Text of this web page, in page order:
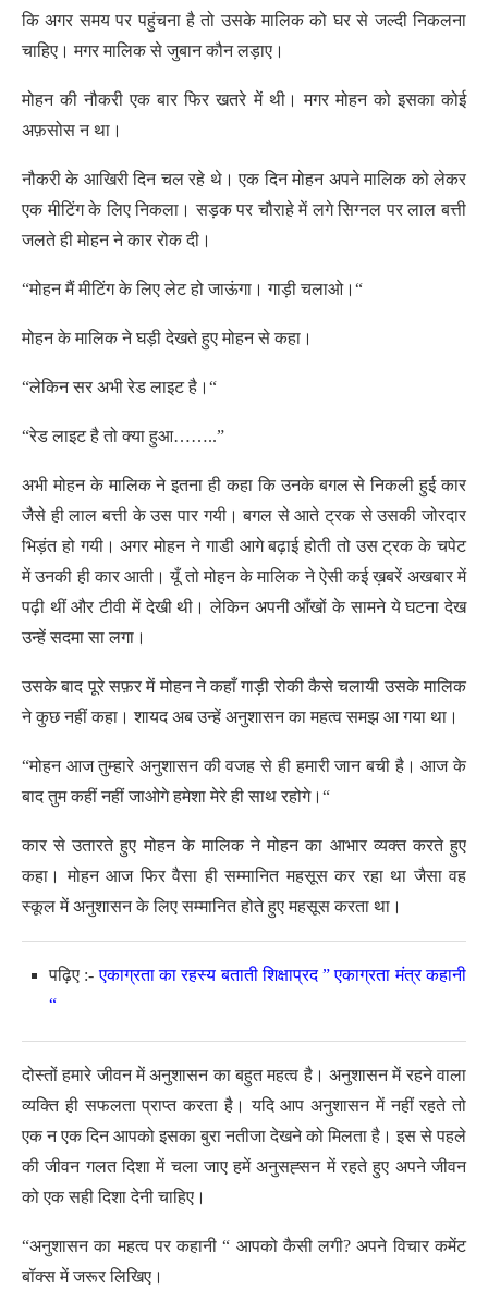
कि अगर समय पर पहुंचना है तो उसके मालिक को घर से जल्दी निकलना
चाहिए। मगर मालिक से जुबान कौन लड़ाए।
मोहन की नौकरी एक बार फिर खतरे में थी। मगर मोहन को इसका कोई
अफ़सोस न था।
नौकरी के आखिरी दिन चल रहे थे। एक दिन मोहन अपने मालिक को लेकर
एक मीटिंग के लिए निकला। सड़क पर चौराहे में लगे सिग्नल पर लाल बत्ती
जलते ही मोहन ने कार रोक दी।
“मोहन मैं मीटिंग के लिए लेट हो जाऊंगा। गाड़ी चलाओ।“
मोहन के मालिक ने घड़ी देखते हुए मोहन से कहा।
“लेकिन सर अभी रेड लाइट है।“
“रेड लाइट है तो क्या हुआ……..”
अभी मोहन के मालिक ने इतना ही कहा कि उनके बगल से निकली हुई कार
जैसे ही लाल बत्ती के उस पार गयी। बगल से आते ट्रक से उसकी जोरदार
भिड़ंत हो गयी। अगर मोहन ने गाडी आगे बढ़ाई होती तो उस ट्रक के चपेट
में उनकी ही कार आती। यूँ तो मोहन के मालिक ने ऐसी कई ख़बरें अखबार में
पढ़ी थीं और टीवी में देखी थी। लेकिन अपनी आँखों के सामने ये घटना देख
उन्हें सदमा सा लगा।
उसके बाद पूरे सफ़र में मोहन ने कहाँ गाड़ी रोकी कैसे चलायी उसके मालिक
ने कुछ नहीं कहा। शायद अब उन्हें अनुशासन का महत्व समझ आ गया था।
“मोहन आज तुम्हारे अनुशासन की वजह से ही हमारी जान बची है। आज के
बाद तुम कहीं नहीं जाओगे हमेशा मेरे ही साथ रहोगे।“
कार से उतारते हुए मोहन के मालिक ने मोहन का आभार व्यक्त करते हुए
कहा। मोहन आज फिर वैसा ही सम्मानित महसूस कर रहा था जैसा वह
स्कूल में अनुशासन के लिए सम्मानित होते हुए महसूस करता था।
पढ़िए :-एकाग्रता का रहस्य बताती शिक्षाप्रद ” एकाग्रता मंत्र कहानी
“
दोस्तों हमारे जीवन में अनुशासन का बहुत महत्व है। अनुशासन में रहने वाला
व्यक्ति ही सफलता प्राप्त करता है। यदि आप अनुशासन में नहीं रहते तो
एक न एक दिन आपको इसका बुरा नतीजा देखने को मिलता है। इस से पहले
की जीवन गलत दिशा में चला जाए हमें अनुसह्सन में रहते हुए अपने जीवन
को एक सही दिशा देनी चाहिए।
“अनुशासन का महत्व पर कहानी “ आपको कैसी लगी? अपने विचार कमेंट
बॉक्स में जरूर लिखिए।